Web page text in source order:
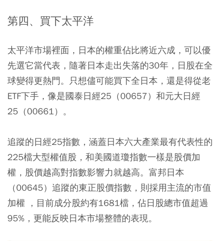
第四、買下太平洋
太平洋市場裡面，日本的權重佔比將近六成，可以優
先選它當代表，隨著日本走出失落的30年，日股在全
球變得更熱門。只想儘可能買下全日本，還是得從老
ETF下手，像是國泰日經25（00657）和元大日經
25（00661）。
追蹤的日經25指數，涵蓋日本六大產業最有代表性的
225檔大型權值股，和美國道瓊指數一樣是股價加
權，股價越高對指數影響力就越高。富邦日本
（00645）追蹤的東正股價指數，則採用主流的市值
加權 ，目前成分股約有1681檔，佔日股總市值超過
95%，更能反映日本市場整體的表現。